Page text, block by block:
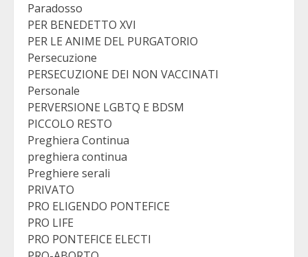
Paradosso
PER BENEDETTO XVI
PER LE ANIME DEL PURGATORIO
Persecuzione
PERSECUZIONE DEI NON VACCINATI
Personale
PERVERSIONE LGBTQ E BDSM
PICCOLO RESTO
Preghiera Continua
preghiera continua
Preghiere serali
PRIVATO
PRO ELIGENDO PONTEFICE
PRO LIFE
PRO PONTEFICE ELECTI